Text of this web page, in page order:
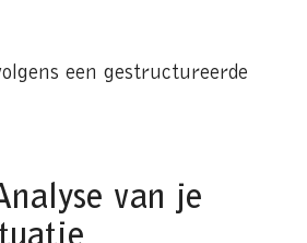
een gestructureerde
van je